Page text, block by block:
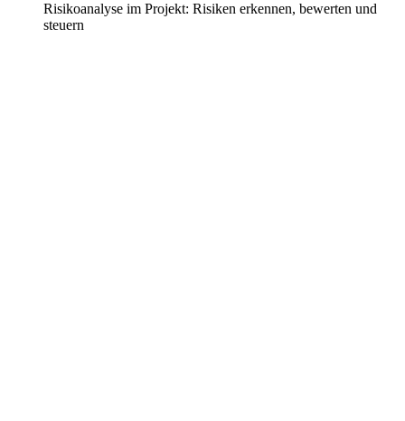
Risikoanalyse im Projekt: Risiken erkennen, bewerten und
steuern